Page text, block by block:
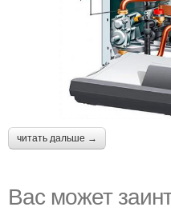
читать дальше →
Вас может